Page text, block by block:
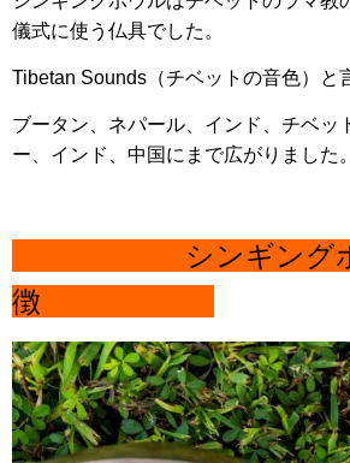
儀式に使う仏具でした。
Tibetan Sounds（チベットの音色）と
ブータン、ネパール、インド、チベッ
ー、インド、中国にまで広がりました。
シンギングボ
徴